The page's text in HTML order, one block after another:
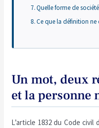
Quelle forme de
Ce que la définition ne
Un mot, deux
et la personne
L’article 1832 du Code